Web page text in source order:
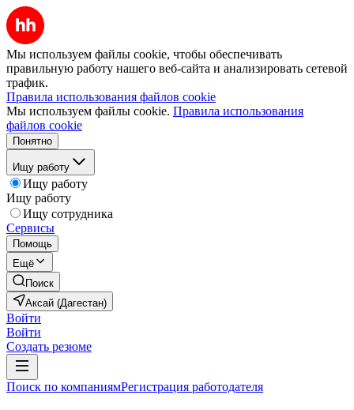
Мы используем файлы cookie, чтобы обеспечивать
правильную работу нашего веб-сайта и анализировать сетевой
трафик.
Правила использования файлов cookie
Мы используем файлы cookie. Правила использования
файлов cookie
Понятно
Ищу работу
Ищу работу
Ищу работу
Ищу сотрудника
Сервисы
Помощь
Ещё
Поиск
Аксай (Дагестан)
Войти
Войти
Создать резюме
Поиск по компаниямРегистрация работодателя